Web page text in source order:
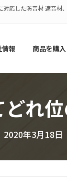
応した防音材 遮音
報 商品を購入
れ
最
終
2020年3月18日